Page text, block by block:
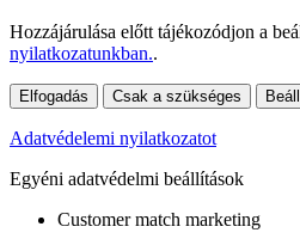
Hozzájárulása előtt tájékozódjon a
nyilatkozatunkban..
Elfogadás Csak a szükséges
Adatvédelemi nyilatkozatot
Egyéni adatvédelmi beállítások
Customer match marketing